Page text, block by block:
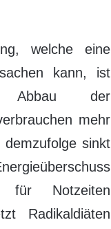
welche eine
kann, ist
Abbau der
mehr
sinkt
Notzeiten
Radikaldiäten